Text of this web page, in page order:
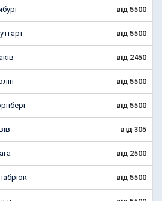
від 5500
від 5500
від 2450
від 5500
від 5500
від 305
від 2500
від 5500